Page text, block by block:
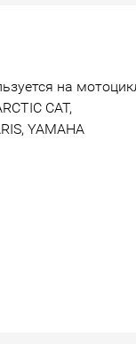
на
CAT,
YAMAHA